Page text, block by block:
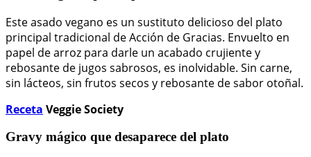
Este asado vegano es un sustituto delicioso del plato
principal tradicional de Acción de Gracias. Envuelto en
papel de arroz para darle un acabado crujiente y
rebosante de jugos sabrosos, es inolvidable. Sin carne,
sin lácteos, sin frutos secos y rebosante de sabor otoñal.
Receta Veggie Society
Gravy mágico que desaparece del plato